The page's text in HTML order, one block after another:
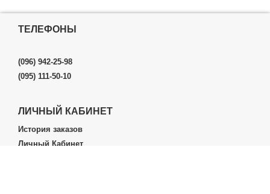
ТЕЛЕФОНЫ
(096) 942-25-98
(095) 111-50-10
ЛИЧНЫЙ КАБИНЕТ
История заказов
Личный Кабинет